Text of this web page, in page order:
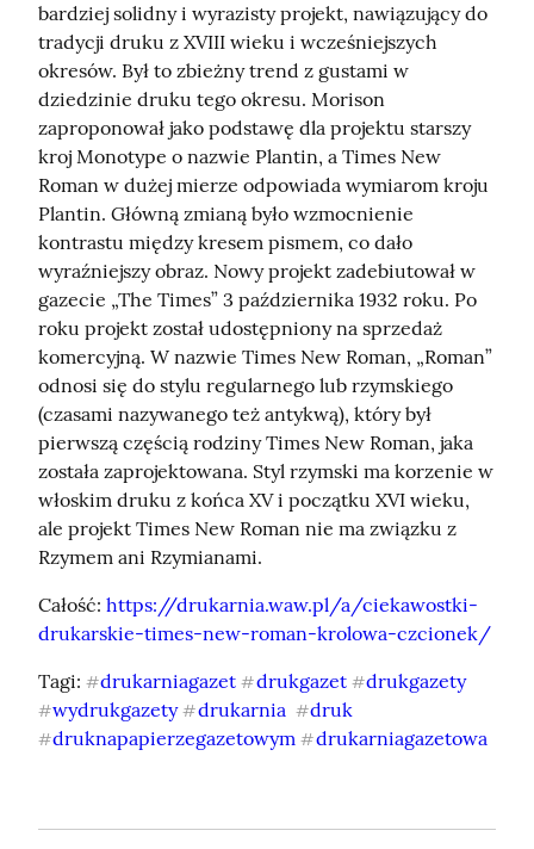
bardziej solidny i wyrazisty projekt, nawiązujący do
tradycji druku z XVIII wieku i wcześniejszych
okresów. Był to zbieżny trend z gustami w
dziedzinie druku tego okresu. Morison
zaproponował jako podstawę dla projektu starszy
kroj Monotype o nazwie Plantin, a Times New
Roman w dużej mierze odpowiada wymiarom kroju
Plantin. Główną zmianą było wzmocnienie
kontrastu między kresem pismem, co dało
wyraźniejszy obraz. Nowy projekt zadebiutował w
gazecie „The Times” 3 października 1932 roku. Po
roku projekt został udostępniony na sprzedaż
komercyjną. W nazwie Times New Roman, „Roman”
odnosi się do stylu regularnego lub rzymskiego
(czasami nazywanego też antykwą), który był
pierwszą częścią rodziny Times New Roman, jaka
została zaprojektowana. Styl rzymski ma korzenie w
włoskim druku z końca XV i początku XVI wieku,
ale projekt Times New Roman nie ma związku z
Rzymem ani Rzymianami.
Całość: https://drukarnia.waw.pl/a/ciekawostki-
drukarskie-times-new-roman-krolowa-czcionek/
Tagi: #drukarniagazet #drukgazet #drukgazety
#wydrukgazety #drukarnia #druk
#druknapapierzegazetowym #drukarniagazetowa